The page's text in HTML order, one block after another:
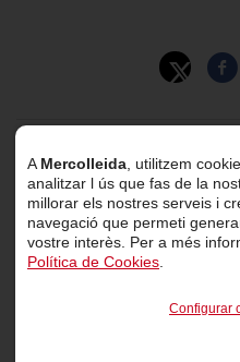
© 2026 Mercolleida. Tots els
Projecte web desenvolupat
A Mercolleida , utilitzem
analitzar l ús que fas de la
millorar els nostres serveis i
navegació que permeti
vostre interès. Per a més
Política de Cookies
Configurar